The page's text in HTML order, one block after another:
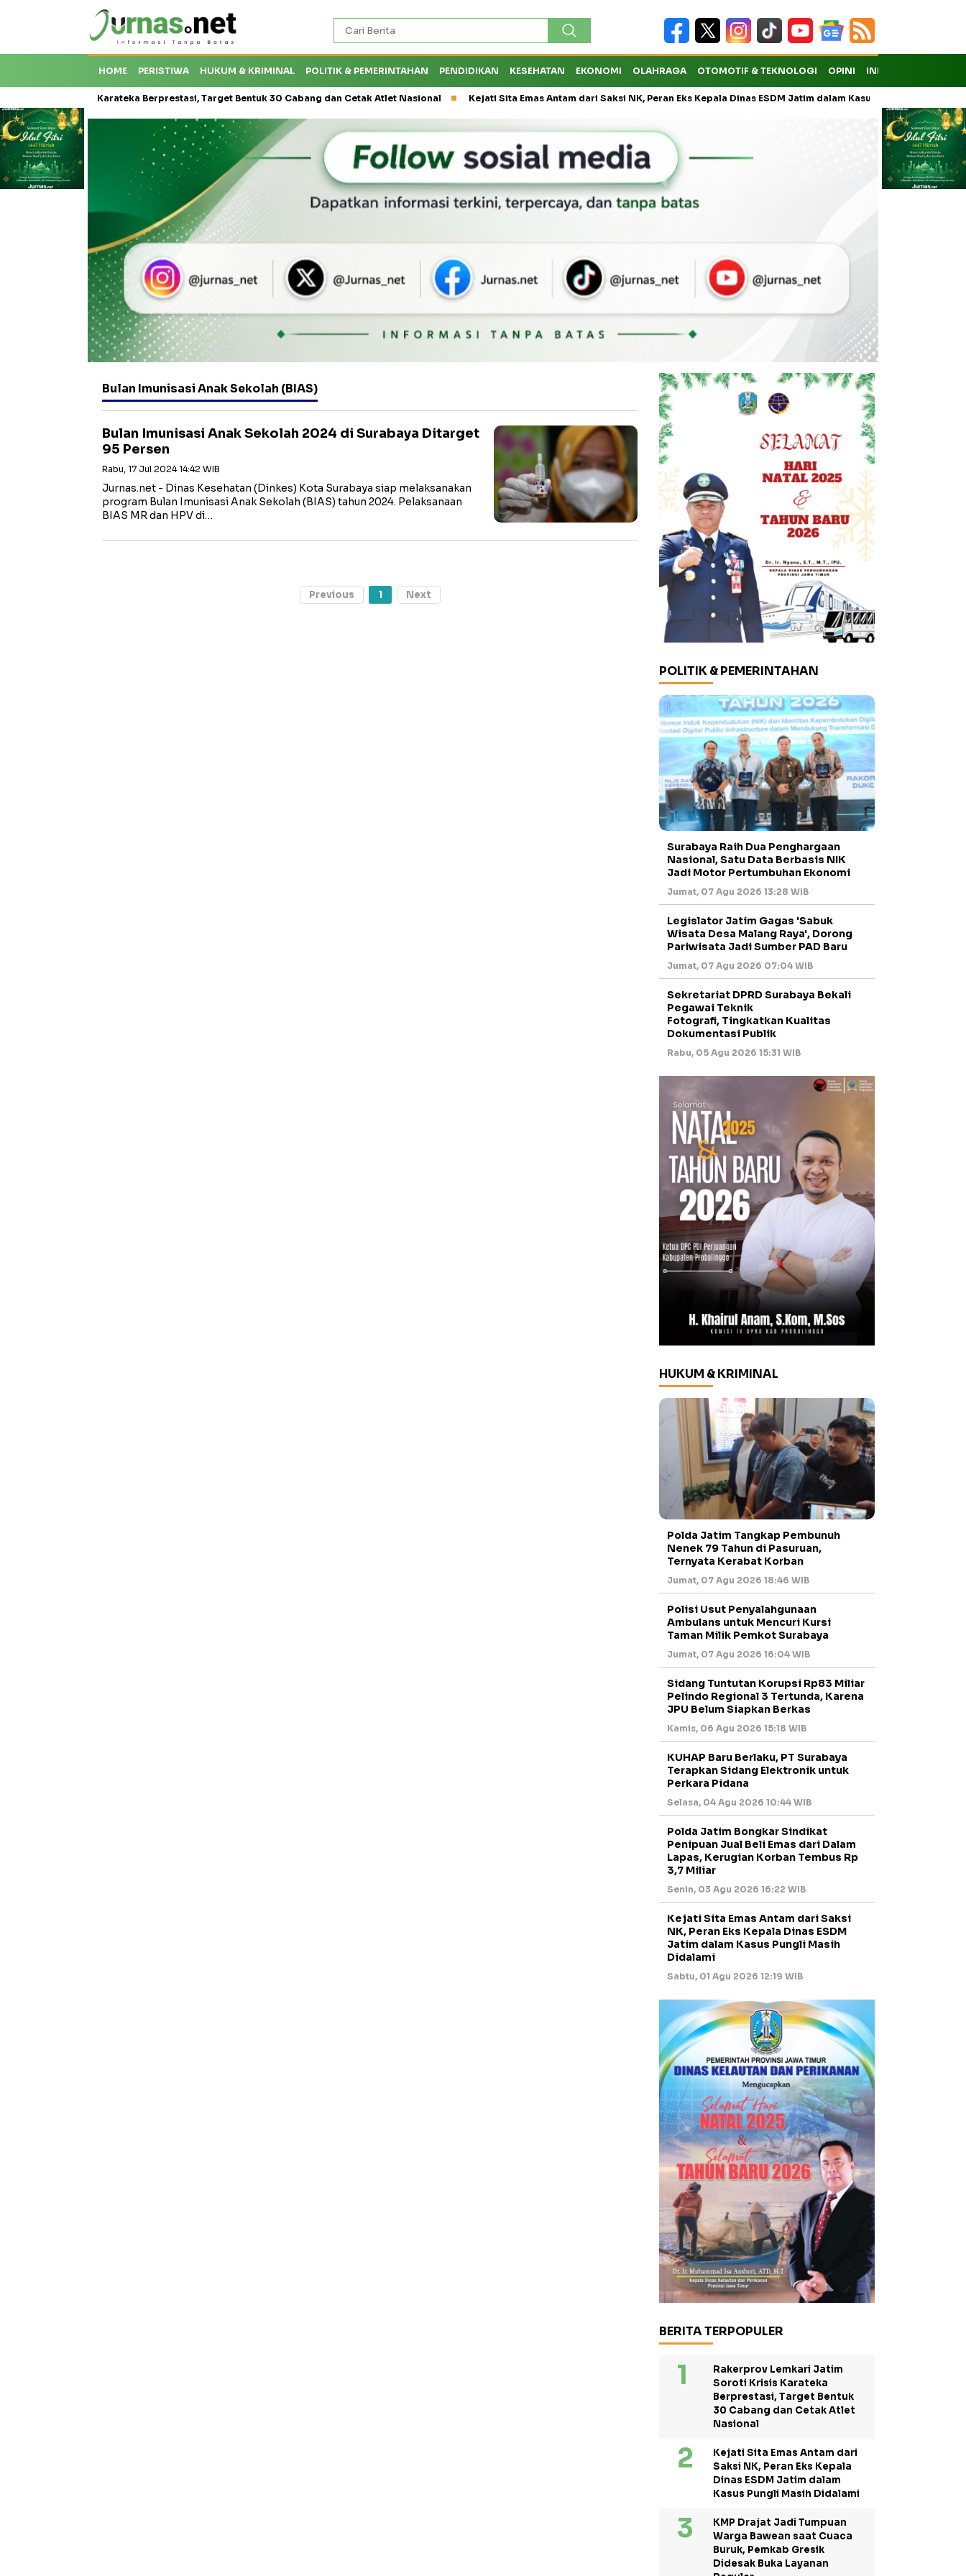
HOME PERISTIWA HUKUM & KRIMINAL POLITIK & PEMERINTAHAN PENDIDIKAN KESEHATAN EKONOMI OLAHRAGA OTOMOTIF & TEKNOLOGI OPINI INDEKS
Krisis Karateka Berprestasi, Target Bentuk 30 Cabang dan Cetak Atlet Nasional Kejati Sita Emas Antam dari Saksi NK, Peran Eks Kepala Dinas ESDM Jatim dalam Kasus Pungli Masih Didalami
Bulan Imunisasi Anak Sekolah (BIAS)
Bulan Imunisasi Anak Sekolah 2024 di Surabaya Ditarget
95 Persen
Rabu, 17 Jul 2024 14:42 WIB
Jurnas.net - Dinas Kesehatan (Dinkes) Kota Surabaya siap melaksanakan
program Bulan Imunisasi Anak Sekolah (BIAS) tahun 2024. Pelaksanaan
BIAS MR dan HPV di…
Previous 1 Next
POLITIK & PEMERINTAHAN
Surabaya Raih Dua Penghargaan
Nasional, Satu Data Berbasis NIK
Jadi Motor Pertumbuhan Ekonomi
Jumat, 07 Agu 2026 13:28 WIB
Legislator Jatim Gagas 'Sabuk
Wisata Desa Malang Raya', Dorong
Pariwisata Jadi Sumber PAD Baru
Jumat, 07 Agu 2026 07:04 WIB
Sekretariat DPRD Surabaya Bekali
Pegawai Teknik
Fotografi, Tingkatkan Kualitas
Dokumentasi Publik
Rabu, 05 Agu 2026 15:31 WIB
HUKUM & KRIMINAL
Polda Jatim Tangkap Pembunuh
Nenek 79 Tahun di Pasuruan,
Ternyata Kerabat Korban
Jumat, 07 Agu 2026 18:46 WIB
Polisi Usut Penyalahgunaan
Ambulans untuk Mencuri Kursi
Taman Milik Pemkot Surabaya
Jumat, 07 Agu 2026 16:04 WIB
Sidang Tuntutan Korupsi Rp83 Miliar
Pelindo Regional 3 Tertunda, Karena
JPU Belum Siapkan Berkas
Kamis, 06 Agu 2026 15:18 WIB
KUHAP Baru Berlaku, PT Surabaya
Terapkan Sidang Elektronik untuk
Perkara Pidana
Selasa, 04 Agu 2026 10:44 WIB
Polda Jatim Bongkar Sindikat
Penipuan Jual Beli Emas dari Dalam
Lapas, Kerugian Korban Tembus Rp
3,7 Miliar
Senin, 03 Agu 2026 16:22 WIB
Kejati Sita Emas Antam dari Saksi
NK, Peran Eks Kepala Dinas ESDM
Jatim dalam Kasus Pungli Masih
Didalami
Sabtu, 01 Agu 2026 12:19 WIB
BERITA TERPOPULER
Rakerprov Lemkari Jatim
Soroti Krisis Karateka
Berprestasi, Target Bentuk
30 Cabang dan Cetak Atlet
Nasional
Kejati Sita Emas Antam dari
Saksi NK, Peran Eks Kepala
Dinas ESDM Jatim dalam
Kasus Pungli Masih Didalami
KMP Drajat Jadi Tumpuan
Warga Bawean saat Cuaca
Buruk, Pemkab Gresik
Didesak Buka Layanan